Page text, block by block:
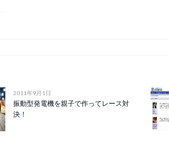
2011年9月1日
振動型発電機を親子で作ってレース対
決！